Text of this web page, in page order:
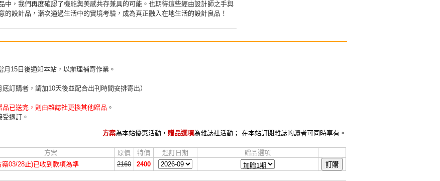
中，我們再度確認了機能與美感共存兼具的可能。也期待這些經由設計師之手與
的設計品，漸次通過生活中的實境考驗，成為真正融入在地生活的設計良品！
月15日後通知本站，以辦理補寄作業。
訂購者，請加10天後並配合出刊時間安排寄出）
品已送完，則由雜誌社更換其他贈品 。
退訂。
方案為本站優惠活動， 贈品選項為雜誌社活動； 在本站訂閱雜誌的讀者可同時享有。
方案 原價 特價 起訂日期 贈品選項
案03/28止)已收到款項為準 2160 2400